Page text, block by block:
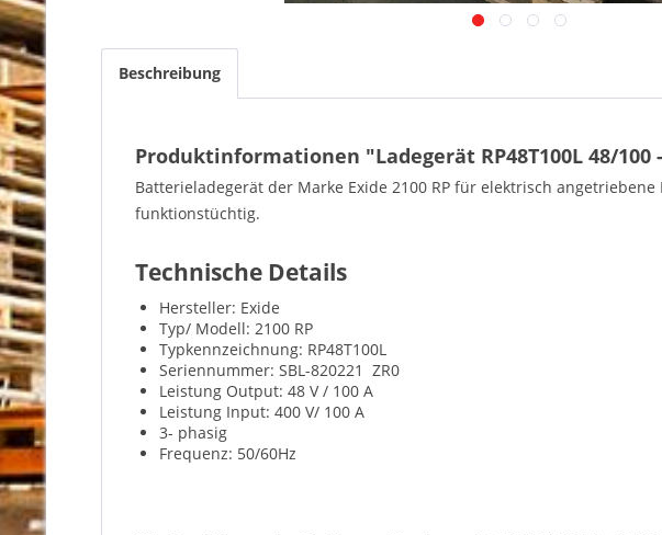
Beschreibung
Produktinformationen "Ladegerät RP48T100L 48/100
Batterieladegerät der Marke Exide 2100 RP für elektrisch
funktionstüchtig.
Technische Details
Hersteller: Exide
Typ/ Modell: 2100 RP
Typkennzeichnung: RP48T100L
Seriennummer: SBL-820221 ZR0
Leistung Output: 48 V / 100 A
Leistung Input: 400 V/ 100 A
3- phasig
Frequenz: 50/60Hz